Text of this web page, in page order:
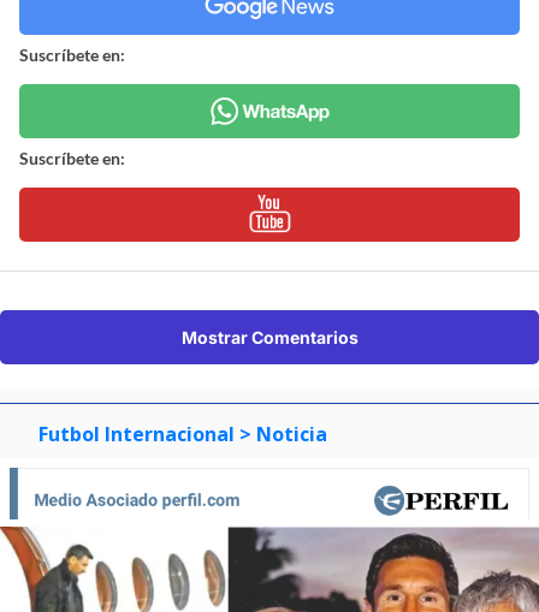
Suscríbete en:
Suscríbete en:
Mostrar Comentarios
Futbol Internacional > Noticia